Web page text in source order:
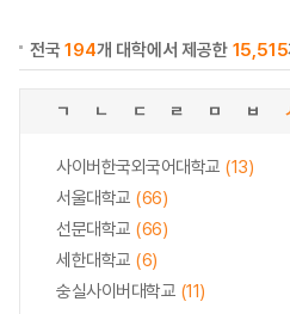
전국194개 대학에서 제공한 15,515
ㄱ ㄴ ㄷ ㄹ ㅁ ㅂ
사이버한국외국어대학교 (13)
서울대학교 (66)
선문대학교 (66)
세한대학교 (6)
숭실사이버대학교 (11)